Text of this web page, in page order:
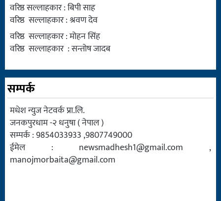
वरिष्ठ सल्लाहकार : बिपी साह
वरिष्ठ सल्लाहकार : श्रवण देव
वरिष्ठ सल्लाहकार : मोहन सिंह
वरिष्ठ सल्लाहकार : सन्तोष जादब
सम्पर्क
मधेश न्युज नेटवर्क प्रा.लि.
जनकपुरधाम -२ धनुषा ( नेपाल )
सम्पर्क : 9854033933 ,9807749000
ईमेल : newsmadhesh1@gmail.com ,
manojmorbaita@gmail.com